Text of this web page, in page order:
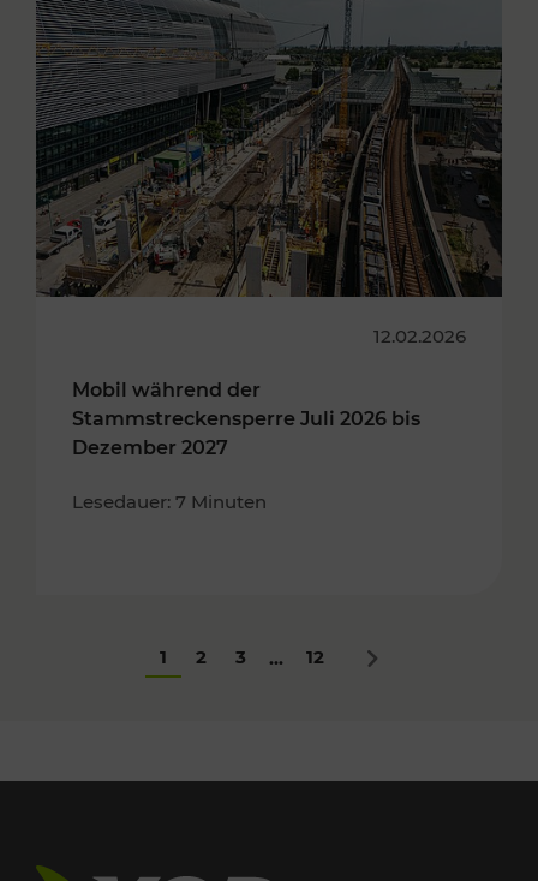
12.02.2026
Mobil während der
Stammstreckensperre Juli 2026 bis
Dezember 2027
Lesedauer: 7 Minuten
1 2 3 ... 12 Nächstes